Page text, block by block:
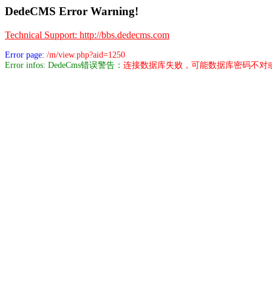
DedeCMS Error Warning!
Technical Support: http://bbs.dedecms.com
Error page: /m/view.php?aid=1250
Error infos: DedeCms错误警告： 连接数据库失败，可能数据库密码不对